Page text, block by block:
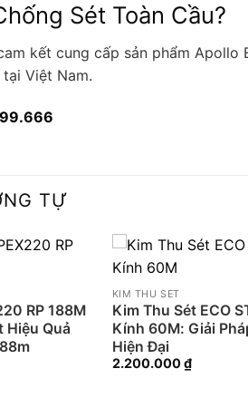
Sét Toàn Cầu?
kết cung cấp sản phẩm
Việt Nam.
TỰ
RP 188M
Hiệu Quả
KIM THU SÉT
Kim Thu Sét ECO
Kính 60M: Giải
Hiện Đại
2.200.000₫